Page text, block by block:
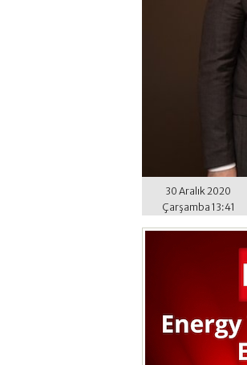
30 Aralık 2020
Çarşamba 13:41